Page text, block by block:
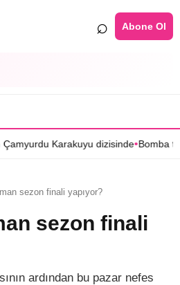
⌕ Abone Ol
•Bomba transfer! Caner
sezon finali yapıyor?
sezon finali
ardından bu pazar nefes